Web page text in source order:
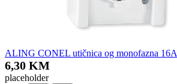
ALING CONEL utičnica og monofazna 16A
6,30 KM
placeholder